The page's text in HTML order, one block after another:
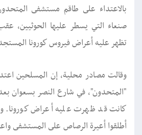
بالاعتداء على طاقم مستشفى
صنعاء التي يسطر عليها الحوثيين،
تظهر عليه أعراض فيروس كورونا
وقالت مصادر محلية، إن المسلحين
"المتحدون"، في شارع النصر بسعوان
كانت قد ظهرت عليه أعراض كورونا.
أطلقوا أعيرة الرصاص على المستشفى